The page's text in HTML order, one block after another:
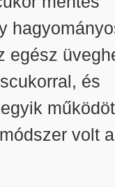
egész
és
volt a